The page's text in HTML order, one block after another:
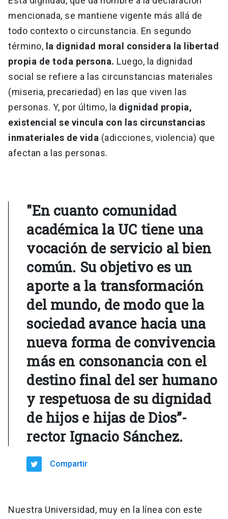
mencionada, se mantiene vigente más allá de
todo contexto o circunstancia. En segundo
término, la dignidad moral considera la libertad
propia de toda persona. Luego, la dignidad
social se refiere a las circunstancias materiales
(miseria, precariedad) en las que viven las
personas. Y, por último, la dignidad propia,
existencial se vincula con las circunstancias
inmateriales de vida (adicciones, violencia) que
afectan a las personas.
"En cuanto comunidad
académica la UC tiene una
vocación de servicio al bien
común. Su objetivo es un
aporte a la transformación
del mundo, de modo que la
sociedad avance hacia una
nueva forma de convivencia
más en consonancia con el
destino final del ser humano
y respetuosa de su dignidad
de hijos e hijas de Dios”-
rector Ignacio Sánchez.
Compartir
Nuestra Universidad, muy en la línea con este